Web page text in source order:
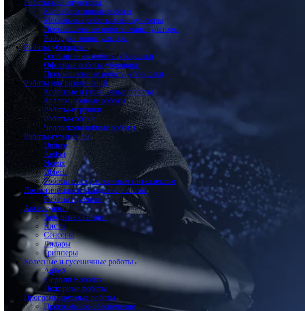
Роботы-манипуляторы
Коллаборативные роботы
Мобильные роботы-манипуляторы
Промышленные роботы-манипуляторы
Роборуки манипуляторы
Роботы-уборщики
Гостиничные роботы-уборщики
Офисные роботы-уборщики
Промышленные роботы-уборщики
Роботы для развлечений
Колесные и гусеничные роботы
Коллекционные роботы
Роботы-игрушки
Роботы-собаки
Человекоподобные роботы
Роботы-гуманоиды
Unitree
Agibot
Noetix
Ubtech
Роботы с искусственным интеллектом
Логистические и складские роботы
Роботы грузчики
Аксессуары
Зарядные станции
Кисти
Сенсоры
Лидары
Грипперы
Колесные и гусеничные роботы
AgileX
Elephant Robotics
Пожарные роботы
Программируемые роботы
Программное обеспечение